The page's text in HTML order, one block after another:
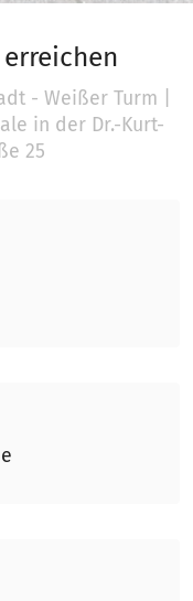
- Weißer Turm |
in der Dr.-Kurt-
25